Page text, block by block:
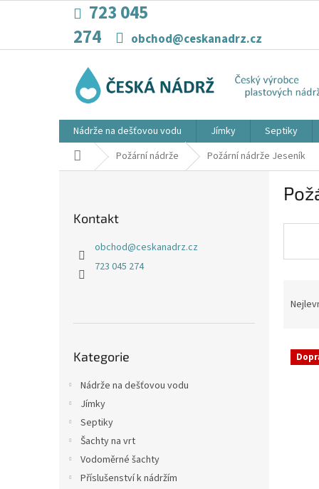
723 045
274
obchod@ceskanadrz.cz
Nádrže na dešťovou vodu Jímky Septiky
Domů Požární nádrže Požární nádrže Jeseník
Kontakt
obchod@ceskanadrz.cz
723 045 274
kategorie
Kategorie
Nádrže na dešťovou vodu
Jímky
Septiky
Šachty na vrt
Vodoměrné šachty
Příslušenství k nádržím
nV